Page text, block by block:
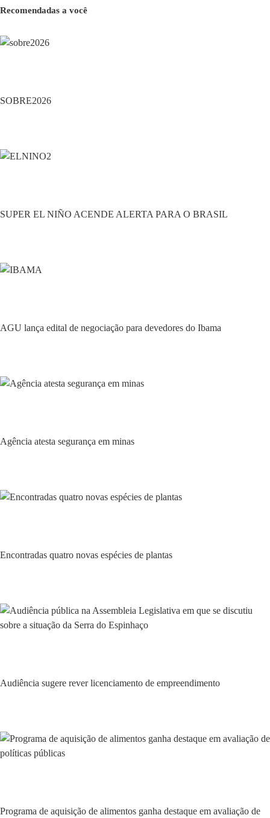
Recomendadas a você
SOBRE2026
SUPER EL NIÑO ACENDE ALERTA PARA O BRASIL
AGU lança edital de negociação para devedores do Ibama
Agência atesta segurança em minas
Encontradas quatro novas espécies de plantas
Audiência sugere rever licenciamento de empreendimento
Programa de aquisição de alimentos ganha destaque em avaliação de